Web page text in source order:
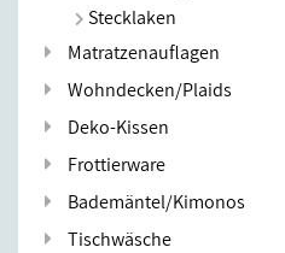
Stecklaken
Matratzenauflagen
Wohndecken/Plaids
Deko-Kissen
Frottierware
Bademäntel/Kimonos
Tischwäsche